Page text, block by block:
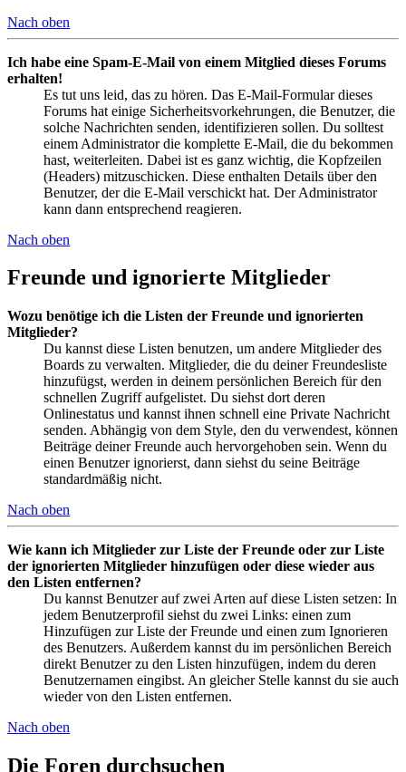
Nach oben
Ich habe eine Spam-E-Mail von einem Mitglied dieses Forums
erhalten!
Es tut uns leid, das zu hören. Das E-Mail-Formular dieses
Forums hat einige Sicherheitsvorkehrungen, die Benutzer, die
solche Nachrichten senden, identifizieren sollen. Du solltest
einem Administrator die komplette E-Mail, die du bekommen
hast, weiterleiten. Dabei ist es ganz wichtig, die Kopfzeilen
(Headers) mitzuschicken. Diese enthalten Details über den
Benutzer, der die E-Mail verschickt hat. Der Administrator
kann dann entsprechend reagieren.
Nach oben
Freunde und ignorierte Mitglieder
Wozu benötige ich die Listen der Freunde und ignorierten
Mitglieder?
Du kannst diese Listen benutzen, um andere Mitglieder des
Boards zu verwalten. Mitglieder, die du deiner Freundesliste
hinzufügst, werden in deinem persönlichen Bereich für den
schnellen Zugriff aufgelistet. Du siehst dort deren
Onlinestatus und kannst ihnen schnell eine Private Nachricht
senden. Abhängig von dem Style, den du verwendest, können
Beiträge deiner Freunde auch hervorgehoben sein. Wenn du
einen Benutzer ignorierst, dann siehst du seine Beiträge
standardmäßig nicht.
Nach oben
Wie kann ich Mitglieder zur Liste der Freunde oder zur Liste
der ignorierten Mitglieder hinzufügen oder diese wieder aus
den Listen entfernen?
Du kannst Benutzer auf zwei Arten auf diese Listen setzen: In
jedem Benutzerprofil siehst du zwei Links: einen zum
Hinzufügen zur Liste der Freunde und einen zum Ignorieren
des Benutzers. Außerdem kannst du im persönlichen Bereich
direkt Benutzer zu den Listen hinzufügen, indem du deren
Benutzernamen eingibst. An gleicher Stelle kannst du sie auch
wieder von den Listen entfernen.
Nach oben
Die Foren durchsuchen